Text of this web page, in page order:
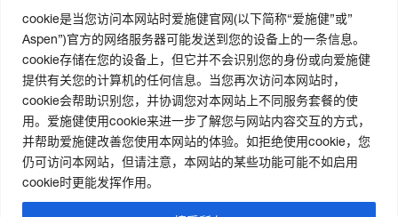
cookie是当您访问本网站时爱施健官网(以下简称“爱施健”或”
Aspen”)官方的网络服务器可能发送到您的设备上的一条信息。
cookie存储在您的设备上，但它并不会识别您的身份或向爱施健
提供有关您的计算机的任何信息。当您再次访问本网站时，
cookie会帮助识别您，并协调您对本网站上不同服务套餐的使
用。爱施健使用cookie来进一步了解您与网站内容交互的方式，
并帮助爱施健改善您使用本网站的体验。如拒绝使用cookie，您
仍可访问本网站，但请注意，本网站的某些功能可能不如启用
cookie时更能发挥作用。
爱施健中国岗位招聘
媒体中心
爱施健集团资讯
爱施健中国资讯
联系我们 |官网免责声明